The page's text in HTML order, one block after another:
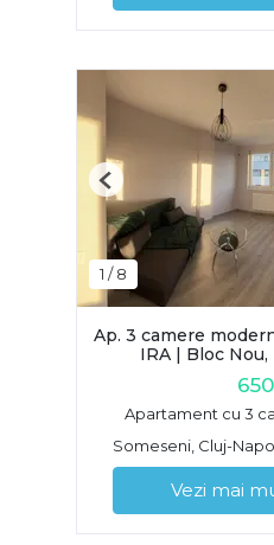
1 /8
Previous
Ap. 3 camere
IRA | Bloc
Apartament cu 3
Someseni, Cluj-
Vezi mai